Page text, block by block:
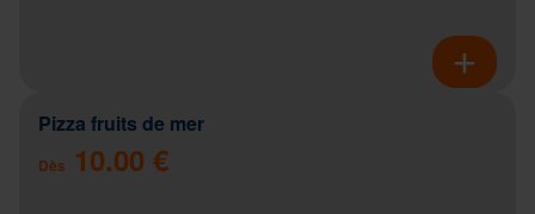
Pizza fruits de mer
Dès 10.00 €